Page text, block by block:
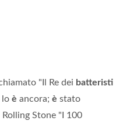
"Il Re dei batteristi
lo è ancora; è stato
Stone "I 100